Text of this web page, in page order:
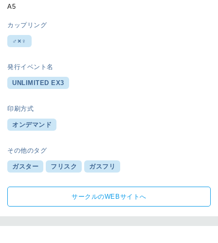
A5
カップリング
♂×♀
発行イベント名
UNLIMITED EX3
印刷方式
オンデマンド
その他のタグ
ガスター フリスク ガスフリ
サークルのWEBサイトへ